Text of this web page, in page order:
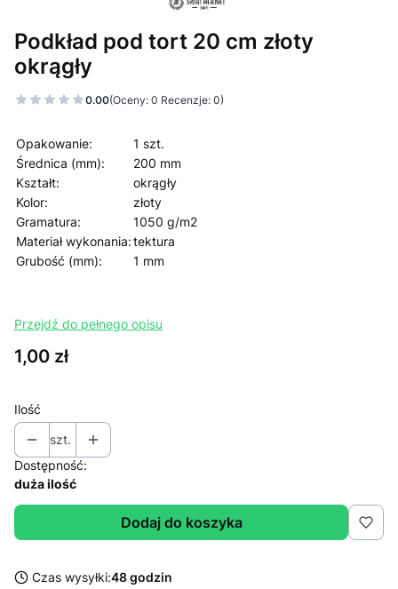
Podkład pod tort 20 cm złoty
okrągły
0.00(Oceny: 0 Recenzje: 0)
Opakowanie:
1 szt.
Średnica (mm):
200 mm
Kształt:
okrągły
Kolor:
złoty
Gramatura:
1050 g/m2
Materiał wykonania:tektura
Grubość (mm):
1 mm
Przejdź do pełnego opisu
Cena
1,00 zł
Ilość
szt.
Dostępność:
duża ilość
Dodaj do koszyka
Czas wysyłki:48 godzin